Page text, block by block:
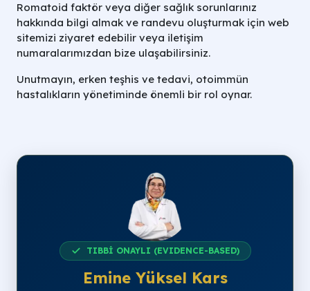
Romatoid faktör veya diğer sağlık sorunlarınız
hakkında bilgi almak ve randevu oluşturmak için web
sitemizi ziyaret edebilir veya iletişim
numaralarımızdan bize ulaşabilirsiniz.
Unutmayın, erken teşhis ve tedavi, otoimmün
hastalıkların yönetiminde önemli bir rol oynar.
TIBBİ ONAYLI (EVIDENCE-BASED)
Emine Yüksel Kars